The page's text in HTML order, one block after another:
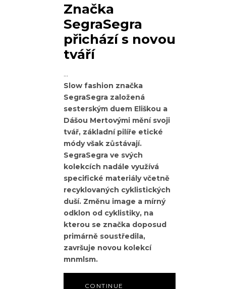
Značka
SegraSegra
přichází s novou
tváří
Slow fashion značka
SegraSegra založená
sesterským duem Eliškou a
Dášou Mertovými mění svoji
tvář, základní pilíře etické
módy však zůstávají.
SegraSegra ve svých
kolekcích nadále využívá
specifické materiály včetně
recyklovaných cyklistických
duší. Změnu image a mírný
odklon od cyklistiky, na
kterou se značka doposud
primárně soustředila,
završuje novou kolekcí
mnmlsm.
CONTINUE